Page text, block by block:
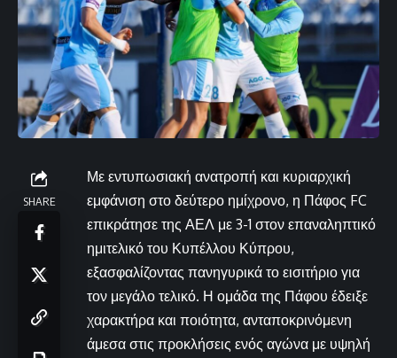
SHARE
Με εντυπωσιακή ανατροπή και κυριαρχική
εμφάνιση στο δεύτερο ημίχρονο, η Πάφος FC
επικράτησε της ΑΕΛ με 3-1 στον επαναληπτικό
ημιτελικό του Κυπέλλου Κύπρου,
εξασφαλίζοντας πανηγυρικά το εισιτήριο για
τον μεγάλο τελικό. Η ομάδα της Πάφου έδειξε
χαρακτήρα και ποιότητα, ανταποκρινόμενη
άμεσα στις προκλήσεις ενός αγώνα με υψηλή